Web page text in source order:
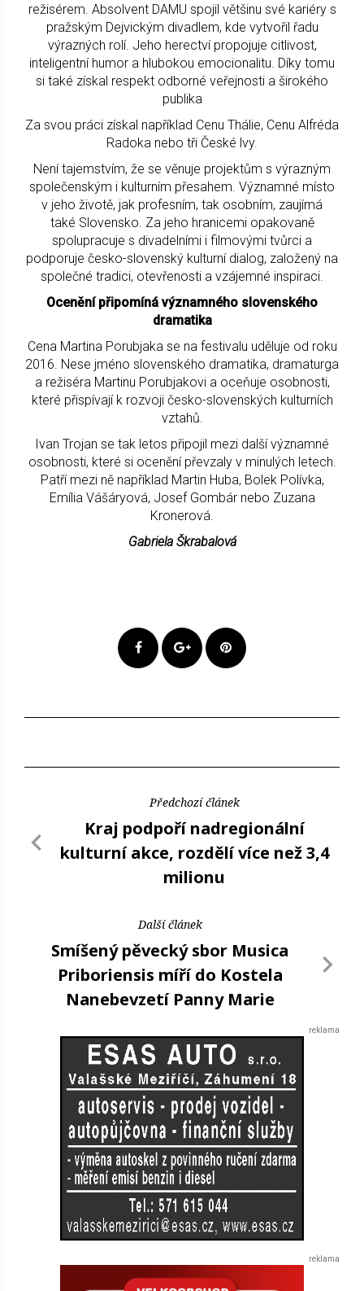
režisérem. Absolvent DAMU spojil většinu své kariéry s
pražským Dejvickým divadlem, kde vytvořil řadu
výrazných rolí. Jeho herectví propojuje citlivost,
inteligentní humor a hlubokou emocionalitu. Díky tomu
si také získal respekt odborné veřejnosti a širokého
publika
Za svou práci získal například Cenu Thálie, Cenu Alfréda
Radoka nebo tři České lvy.
Není tajemstvím, že se věnuje projektům s výrazným
společenským i kulturním přesahem. Významné místo
v jeho životě, jak profesním, tak osobním, zaujímá
také Slovensko. Za jeho hranicemi opakovaně
spolupracuje s divadelními i filmovými tvůrci a
podporuje česko-slovenský kulturní dialog, založený na
společné tradici, otevřenosti a vzájemné inspiraci.
Ocenění připomíná významného slovenského
dramatika
Cena Martina Porubjaka se na festivalu uděluje od roku
2016. Nese jméno slovenského dramatika, dramaturga
a režiséra Martinu Porubjakovi a oceňuje osobnosti,
které přispívají k rozvoji česko-slovenských kulturních
vztahů.
Ivan Trojan se tak letos připojil mezi další významné
osobnosti, které si ocenění převzaly v minulých letech.
Patří mezi ně například Martin Huba, Bolek Polívka,
Emília Vášáryová, Josef Gombár nebo Zuzana
Kronerová.
Gabriela Škrabalová
Předchozí článek
Kraj podpoří nadregionální
kulturní akce, rozdělí více než 3,4
milionu
Další článek
Smíšený pěvecký sbor Musica
Priboriensis míří do Kostela
Nanebevzetí Panny Marie